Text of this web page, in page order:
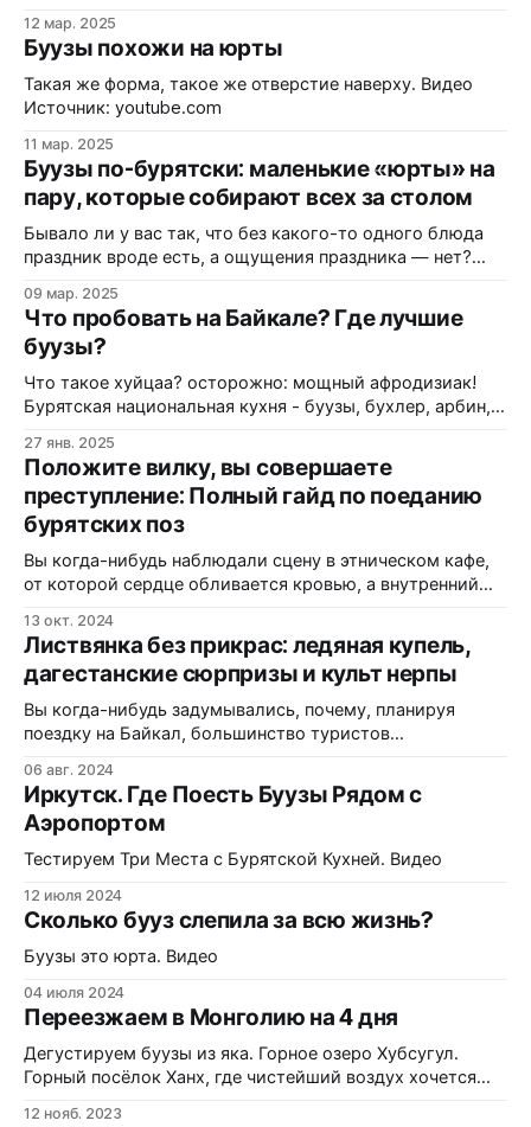
пельменями из супермаркета или даже хорошими
хинкали, приготовьтесь: сегодня мы поговорим о
настоящем чуде инженерной и кулинарной мысли. Речь
пойдет о бурятских буузах — блюде, которое выглядит
12 мар. 2025
Буузы похожи на юрты
Такая же форма, такое же отверстие наверху. Видео
Источник: youtube.com
11 мар. 2025
Буузы по-бурятски: маленькие «юрты» на
пару, которые собирают всех за столом
Бывало ли у вас так, что без какого-то одного блюда
праздник вроде есть, а ощущения праздника — нет?
столе их нет, многие всерьёз считают, что торжество
как будто и не состоялось. В этой статье разберёмся,
что такое буузы, чем они
09 мар. 2025
Что пробовать на Байкале? Где лучшие
буузы?
Что такое хуйцаа? осторожно: мощный афродизиак!
Бурятская национальная кухня - буузы, бухлер, арбин,
нужно пробовать гостям Байкала и то, что очень любим
мы, местные жители. Мы решили объехать самые
популярные кафе бурятской кухни в Иркутске и
27 янв. 2025
Положите вилку, вы совершаете
преступление: Полный гайд по поеданию
бурятских поз
Вы когда-нибудь наблюдали сцену в этническом кафе,
от которой сердце обливается кровью, а внутренний
моменте, когда ничего не подозревающий турист
получает тарелку с дымящимися, ароматными буузами
(или позами, как их часто называют) и уверенной рукой
тянется к столовому прибору. В
13 окт. 2024
Листвянка без прикрас: ледяная купель,
дагестанские сюрпризы и культ нерпы
Вы когда-нибудь задумывались, почему, планируя
поездку на Байкал, большинство туристов
отдыха, а по факту оказываются в пуховиках посреди
августа? Великое озеро умеет хранить свои тайны, и
одна из них — это его обманчивое гостеприимство. С
одной стороны, солнце может припекать так, что вы
06 авг. 2024
Иркутск. Где Поесть Буузы Рядом с
Аэропортом
Тестируем Три Места с Бурятской Кухней. Видео
12 июля 2024
Сколько бууз слепила за всю жизнь?
Буузы это юрта. Видео
04 июля 2024
Переезжаем в Монголию на 4 дня
Дегустируем буузы из яка. Горное озеро Хубсугул.
Горный посёлок Ханх, где чистейший воздух хочется
12 нояб. 2023